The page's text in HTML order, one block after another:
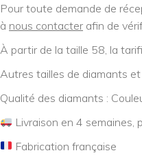
Pour toute demande de
à nous contacter afin de
À partir de la taille 58, la
Autres tailles de diamants
Qualité des diamants :
Livraison en 4 semaines,
Fabrication française